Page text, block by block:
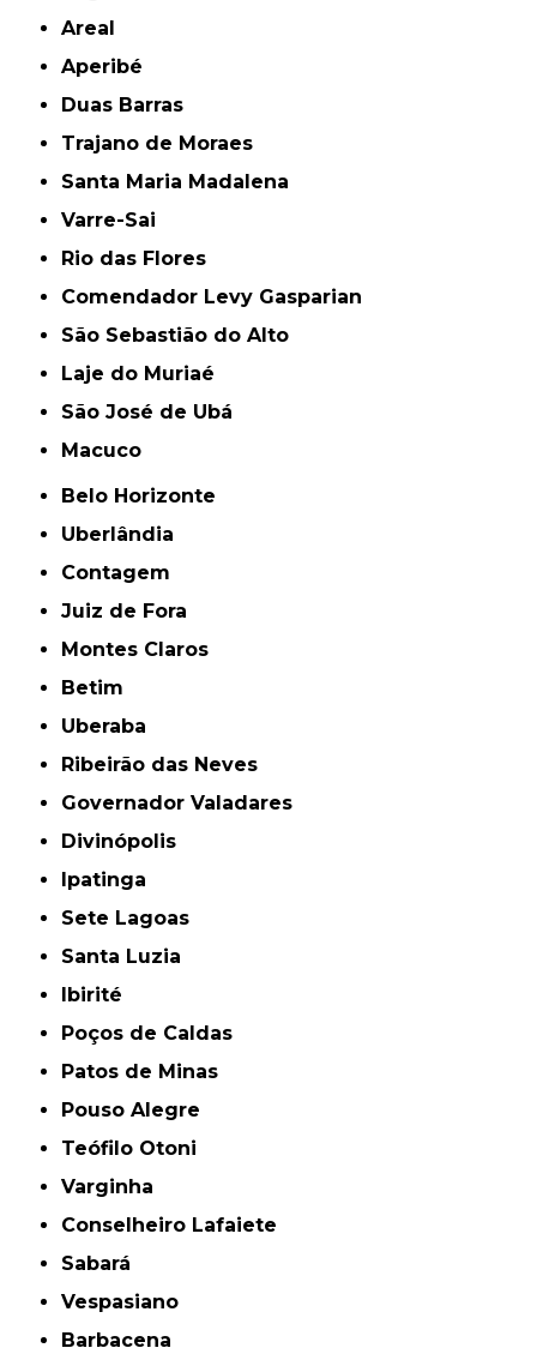
Areal
Aperibé
Duas Barras
Trajano de Moraes
Santa Maria Madalena
Varre-Sai
Rio das Flores
Comendador Levy Gasparian
São Sebastião do Alto
Laje do Muriaé
São José de Ubá
Macuco
Belo Horizonte
Uberlândia
Contagem
Juiz de Fora
Montes Claros
Betim
Uberaba
Ribeirão das Neves
Governador Valadares
Divinópolis
Ipatinga
Sete Lagoas
Santa Luzia
Ibirité
Poços de Caldas
Patos de Minas
Pouso Alegre
Teófilo Otoni
Varginha
Conselheiro Lafaiete
Sabará
Vespasiano
Barbacena